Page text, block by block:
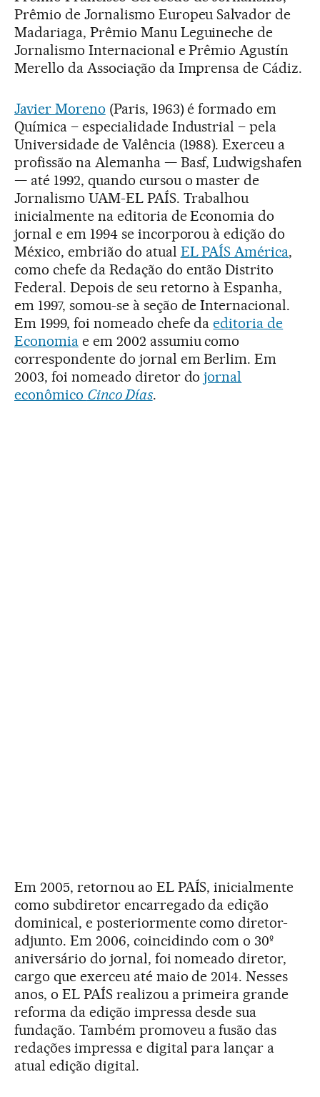
Prêmio de Jornalismo Europeu Salvador de
Madariaga, Prêmio Manu Leguineche de
Jornalismo Internacional e Prêmio Agustín
Merello da Associação da Imprensa de Cádiz.
Javier Moreno (Paris, 1963) é formado em
Química – especialidade Industrial – pela
Universidade de Valência (1988). Exerceu a
profissão na Alemanha — Basf, Ludwigshafen
— até 1992, quando cursou o master de
Jornalismo UAM-EL PAÍS. Trabalhou
inicialmente na editoria de Economia do
jornal e em 1994 se incorporou à edição do
México, embrião do atual EL PAÍS América,
como chefe da Redação do então Distrito
Federal. Depois de seu retorno à Espanha,
em 1997, somou-se à seção de Internacional.
Em 1999, foi nomeado chefe daeditoria de
Economiae em 2002 assumiu como
correspondente do jornal em Berlim. Em
2003, foi nomeado diretor dojornal
econômico Cinco Días.
Em 2005, retornou ao EL PAÍS, inicialmente
como subdiretor encarregado da edição
dominical, e posteriormente como diretor-
adjunto. Em 2006, coincidindo com o 30º
aniversário do jornal, foi nomeado diretor,
cargo que exerceu até maio de 2014. Nesses
anos, o EL PAÍS realizou a primeira grande
reforma da edição impressa desde sua
fundação. Também promoveu a fusão das
redações impressa e digital para lançar a
atual edição digital.